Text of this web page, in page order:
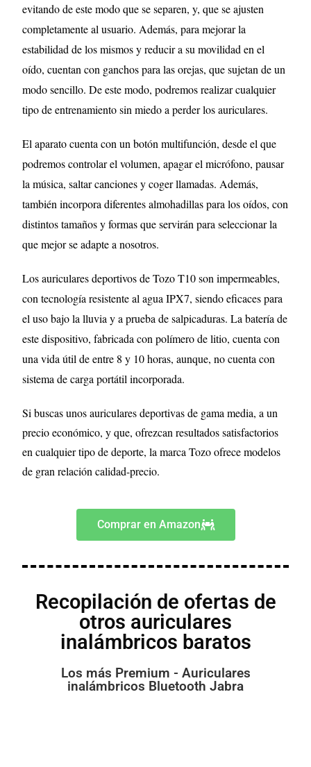
evitando de este modo que se separen, y, que se ajusten
completamente al usuario. Además, para mejorar la
estabilidad de los mismos y reducir a su movilidad en el
oído, cuentan con ganchos para las orejas, que sujetan de un
modo sencillo. De este modo, podremos realizar cualquier
tipo de entrenamiento sin miedo a perder los auriculares.
El aparato cuenta con un botón multifunción, desde el que
podremos controlar el volumen, apagar el micrófono, pausar
la música, saltar canciones y coger llamadas. Además,
también incorpora diferentes almohadillas para los oídos, con
distintos tamaños y formas que servirán para seleccionar la
que mejor se adapte a nosotros.
Los auriculares deportivos de Tozo T10 son impermeables,
con tecnología resistente al agua IPX7, siendo eficaces para
el uso bajo la lluvia y a prueba de salpicaduras. La batería de
este dispositivo, fabricada con polímero de litio, cuenta con
una vida útil de entre 8 y 10 horas, aunque, no cuenta con
sistema de carga portátil incorporada.
Si buscas unos auriculares deportivas de gama media, a un
precio económico, y que, ofrezcan resultados satisfactorios
en cualquier tipo de deporte, la marca Tozo ofrece modelos
de gran relación calidad-precio.
Comprar en Amazon
Recopilación de ofertas de
otros auriculares
inalámbricos baratos
Los más Premium - Auriculares
inalámbricos Bluetooth Jabra